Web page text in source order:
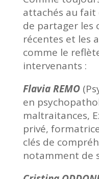
attachés au fait
de partager les
récentes et les
comme le
intervenants :
Flavia REMO
en
maltraitances,
privé,
clés de
notamment de